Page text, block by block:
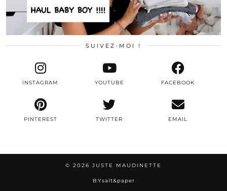
SUIVEZ-MOI !
TWITTER
INSTAGRAM FACEBOOK
PINTEREST
YOUTUBE
EMAIL
© 2026 JUSTE MAUDINETTE
BYsalt&paper